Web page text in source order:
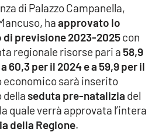
di Palazzo Campanella,
haapprovato lo
previsione 2023-2025con
regionale risorse pari a 58,9
60,3 per il 2024 e a 59,9 per il
economico sarà inserito
dellaseduta pre-natalizia del
quale verrà approvata l’intera
della Regione.